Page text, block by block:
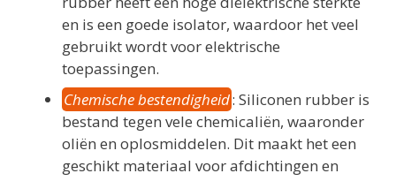
en is een goede isolator, waardoor het veel
gebruikt wordt voor elektrische
toepassingen.
Chemische bestendigheid: Siliconen rubber is
bestand tegen vele chemicaliën, waaronder
oliën en oplosmiddelen. Dit maakt het een
geschikt materiaal voor afdichtingen en